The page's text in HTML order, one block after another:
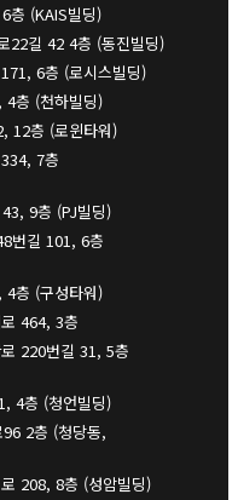
층 (KAIS빌딩)
22길 42 4층 (동진빌딩)
6층 (로시스빌딩)
4층 (천하빌딩)
12층 (로윈타워)
7층
9층 (PJ빌딩)
번길 101, 6층
4층 (구성타워)
464, 3층
220번길 31, 5층
4층 (청언빌딩)
2층 (청당동,
208, 8층 (성암빌딩)